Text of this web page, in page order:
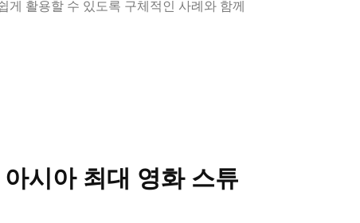
게 활용할 수 있도록 구체적인 사례와 함께
시아 최대 영화 스튜